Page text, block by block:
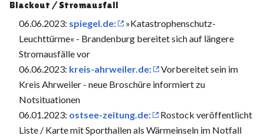
Blackout / Stromausfall
06.06.2023: spiegel.de:
»Katastrophenschutz-
Leuchttürme« - Brandenburg bereitet sich auf längere
Stromausfälle vor
06.06.2023: kreis-ahrweiler.de:
Vorbereitet sein im
Kreis Ahrweiler - neue Broschüre informiert zu
Notsituationen
06.01.2023: ostsee-zeitung.de:
Rostock veröffentlicht
Liste / Karte mit Sporthallen als Wärmeinseln im Notfall